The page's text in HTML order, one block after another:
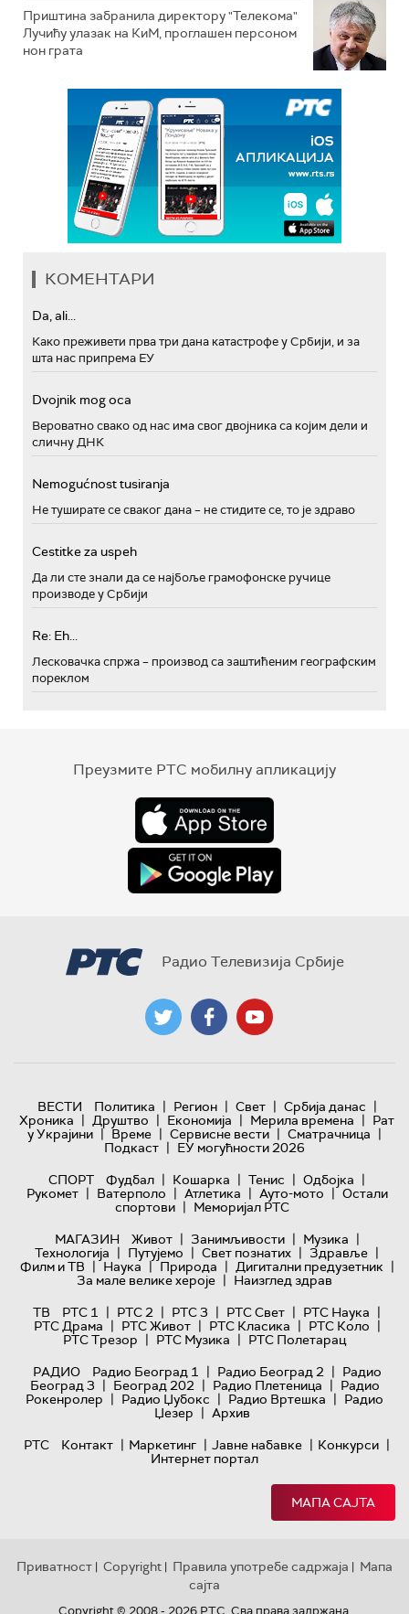
Приштина забранила директору "Телекома"
Лучићу улазак на КиМ, проглашен персоном
нон грата
КОМЕНТАРИ
Da, ali...
Како преживети прва три дана катастрофе у Србији, и за
шта нас припрема ЕУ
Dvojnik mog oca
Вероватно свако од нас има свог двојника са којим дели и
сличну ДНК
Nemogućnost tusiranja
Не туширате се сваког дана – не стидите се, то је здраво
Cestitke za uspeh
Да ли сте знали да се најбоље грамофонске ручице
производе у Србији
Re: Eh...
Лесковачка спржа – производ са заштићеним географским
пореклом
Преузмите РТС мобилну апликацију
Радио Телевизија Србије
ВЕСТИ Политика | Регион | Свет | Србија данас |
Хроника | Друштво | Економија | Мерила времена | Рат
у Украјини | Време | Сервисне вести | Сматрачница |
Подкаст | ЕУ могућности 2026
СПОРТ
Фудбал | Кошарка | Тенис | Одбојка |
Рукомет | Ватерполо | Атлетика | Ауто-мото | Остали
спортови | Меморијал РТС
МАГАЗИН
Живот | Занимљивости | Музика |
Технологијa | Путујемо | Свет познатих | Здравље |
Филм и ТВ | Наука | Природа | Дигитални предузетник |
За мале велике хероје | Наизглед здрав
ТВ
РТС 1 | РТС 2 | РТС 3 | РТС Свет | РТС Наука |
РТС Драма | РТС Живот | РТС Класика | РТС Коло |
РТС Трезор | РТС Музика | РТС Полетарац
РАДИО
Радио Београд 1 | Радио Београд 2 | Радио
Београд 3 | Београд 202 | Радио Плетеница | Радио
Рокенролер | Радио Џубокс | Радио Вртешка | Радио
Џезер | Архив
РТС
Контакт | Маркетинг | Јавне набавке | Конкурси |
Интернет портал
МАПА САЈТА
Приватност | Copyright | Правила употребе садржаја | Мапа
сајта
Copyright © 2008 - 2026 РТС. Сва права задржана.